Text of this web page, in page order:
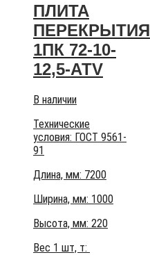
ПЛИТА
ПЕРЕКРЫТИЯ
1ПК 72-10-
12,5-АТV
В наличии
Технические
условия: ГОСТ 9561-
91
Длина, мм: 7200
Ширина, мм: 1000
Высота, мм: 220
Вес 1 шт, т: